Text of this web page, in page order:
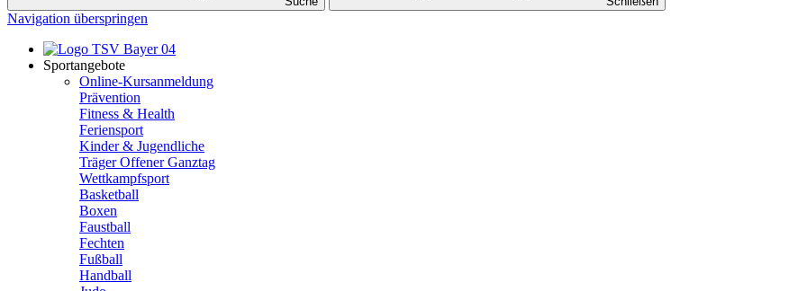
Navigation überspringen
Sportangebote
Online-Kursanmeldung
Prävention
Fitness & Health
Feriensport
Kinder & Jugendliche
Träger Offener Ganztag
Wettkampfsport
Basketball
Boxen
Faustball
Fechten
Fußball
Handball